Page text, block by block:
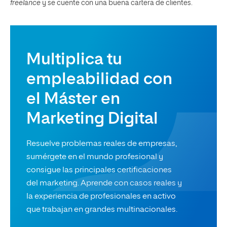
freelance y se cuente con una buena cartera de clientes.
Multiplica tu
empleabilidad con
el Máster en
Marketing Digital
Resuelve problemas reales de empresas,
sumérgete en el mundo profesional y
consigue las principales certificaciones
del marketing. Aprende con casos reales y
la experiencia de profesionales en activo
que trabajan en grandes multinacionales.